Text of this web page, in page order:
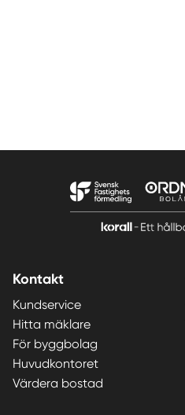
Kontakt
Kundservice
Hitta mäklare
För byggbolag
Huvudkontoret
Värdera bostad